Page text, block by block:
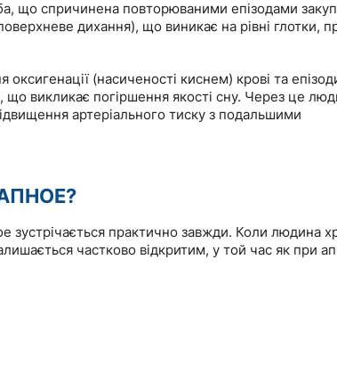
що спричинена повторюваними епізодами
дихання), що виникає на рівні глотки,
(насиченості киснем) крові та
викликає погіршення якості сну. Через це
артеріального тиску з подальшими
зустрічається практично завжди. Коли людина
частково відкритим, у той час як при